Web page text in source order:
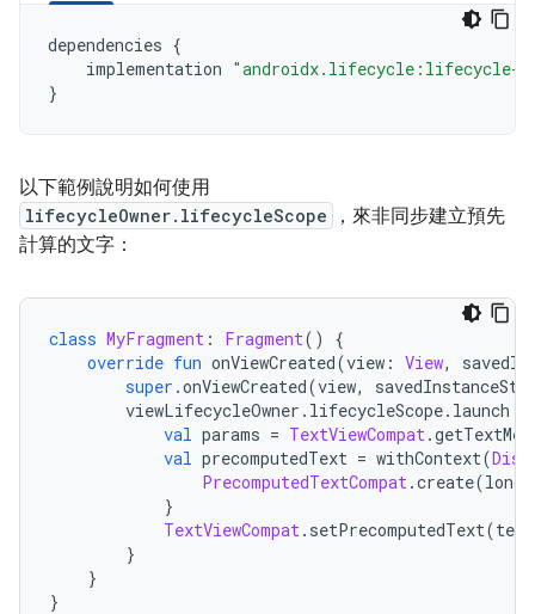
dependencies {
implementation "androidx.lifecycle:lifecycle-
}
以下範例說明如何使用
lifecycleOwner.lifecycleScope
，來非同步建立預先
計算的文字：
class MyFragment : Fragment()
{
override fun onViewCreated(view : View,
super .onViewCreated(view,
viewLifecycleOwner . lifecycleScope. launch
val params = TextViewCompat.
val precomputedText = withContext(
PrecomputedTextCompat.create(
}
TextViewCompat. setPrecomputedText(
}
}
}